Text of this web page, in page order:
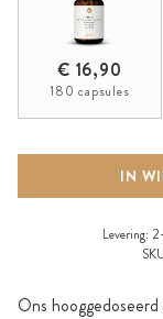
Ons
€ 16,90
180 capsules
IN
Levering: